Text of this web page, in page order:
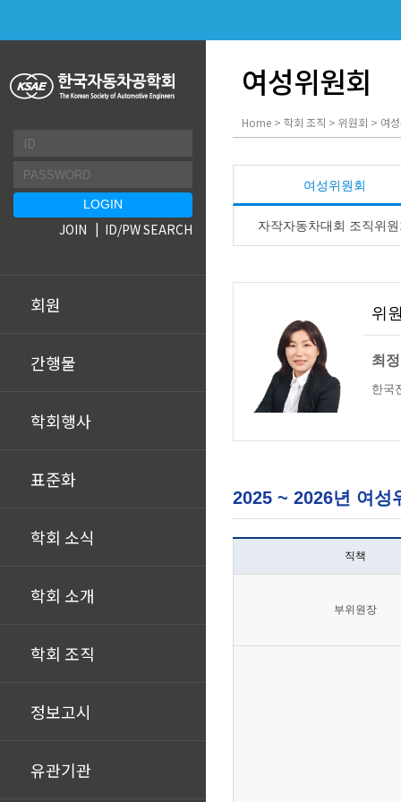
회원
간행물
학회행사
표준화
학회 소식
학회 소개
학회 조직
정보고시
유관기관
JOIN ID/PW SEARCH
여성위원회
Home > 학회 조직 > 위원회 > 여
여성위원회
자작자동차대회 조직위
위
최
한국
2025 ~ 2026년 여성
직책
부위원장